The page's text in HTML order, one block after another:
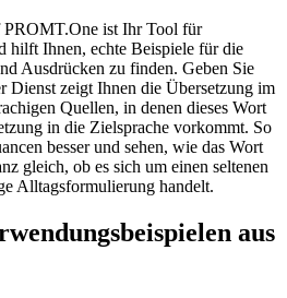
PROMT.One ist Ihr Tool für
hilft Ihnen, echte Beispiele für die
Ausdrücken zu finden. Geben Sie
Dienst zeigt Ihnen die Übersetzung im
Quellen, in denen dieses Wort
in die Zielsprache vorkommt. So
besser und sehen, wie das Wort
gleich, ob es sich um einen seltenen
Alltagsformulierung handelt.
aus